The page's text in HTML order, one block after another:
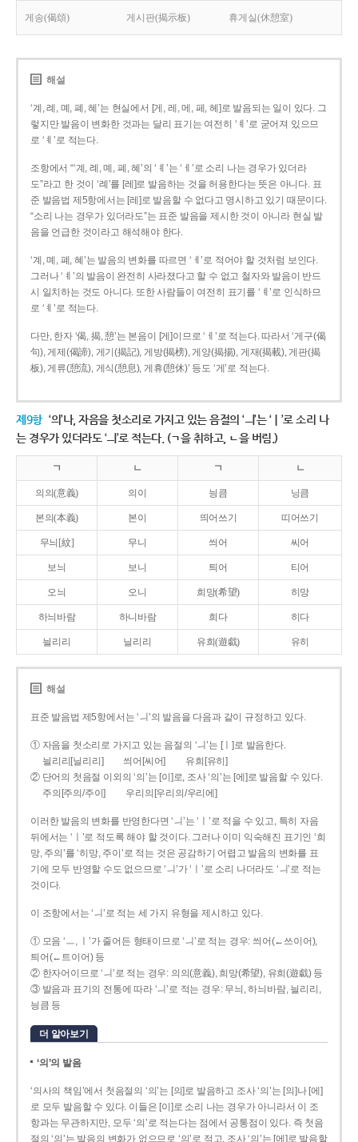
게송(偈頌) 게시판(揭示板) 휴게실(休憩室)
해설
‘계, 례, 몌, 폐, 혜’는 현실에서 [게, 레, 메, 페, 헤]로 발음되는 일이 있다. 그
렇지만 발음이 변화한 것과는 달리 표기는 여전히 ‘ㅖ’로 굳어져 있으므
로 ‘ㅖ’로 적는다.
조항에서 “‘계, 례, 몌, 폐, 혜’의 ‘ㅖ’는 ‘ㅔ’로 소리 나는 경우가 있더라
도”라고 한 것이 ‘례’를 [레]로 발음하는 것을 허용한다는 뜻은 아니다. 표
준 발음법 제5항에서는 [레]로 발음할 수 없다고 명시하고 있기 때문이다.
“소리 나는 경우가 있더라도”는 표준 발음을 제시한 것이 아니라 현실 발
음을 언급한 것이라고 해석해야 한다.
‘계, 몌, 폐, 혜’는 발음의 변화를 따르면 ‘ㅔ’로 적어야 할 것처럼 보인다.
그러나 ‘ㅖ’의 발음이 완전히 사라졌다고 할 수 없고 철자와 발음이 반드
시 일치하는 것도 아니다. 또한 사람들이 여전히 표기를 ‘ㅖ’로 인식하므
로 ‘ㅖ’로 적는다.
다만, 한자 ‘偈, 揭, 憩’는 본음이 [게]이므로 ‘ㅔ’로 적는다. 따라서 ‘게구(偈
句), 게제(偈諦), 게기(揭記), 게방(揭榜), 게양(揭揚), 게재(揭載), 게판(揭
板), 게류(憩流), 게식(憩息), 게휴(憩休)’ 등도 ‘게’로 적는다.
제9항 ‘의’나, 자음을 첫소리로 가지고 있는 음절의 ‘ㅢ’는 ‘ㅣ’로 소리 나
는 경우가 있더라도 ‘ㅢ’로 적는다. (ㄱ을 취하고, ㄴ을 버림.)
ㄱ ㄴ ㄱ ㄴ
의의(意義) 의이 닁큼 닝큼
본의(本義) 본이 띄어쓰기 띠어쓰기
무늬[紋] 무니 씌어 씨어
보늬 보니 틔어 티어
오늬 오니 희망(希望) 히망
하늬바람 하니바람 희다 히다
늴리리 닐리리 유희(遊戱) 유히
해설
표준 발음법 제5항에서는 ‘ㅢ’의 발음을 다음과 같이 규정하고 있다.
① 자음을 첫소리로 가지고 있는 음절의 ‘ㅢ’는 [ㅣ]로 발음한다.
늴리리[닐리리]
씌어[씨어]
유희[유히]
② 단어의 첫음절 이외의 ‘의’는 [이]로, 조사 ‘의’는 [에]로 발음할 수 있다.
주의[주의/주이]
우리의[우리의/우리에]
이러한 발음의 변화를 반영한다면 ‘ㅢ’는 ‘ㅣ’로 적을 수 있고, 특히 자음
뒤에서는 ‘ㅣ’로 적도록 해야 할 것이다. 그러나 이미 익숙해진 표기인 ‘희
망, 주의’를 ‘히망, 주이’로 적는 것은 공감하기 어렵고 발음의 변화를 표
기에 모두 반영할 수도 없으므로 ‘ㅢ’가 ‘ㅣ’로 소리 나더라도 ‘ㅢ’로 적는
것이다.
이 조항에서는 ‘ㅢ’로 적는 세 가지 유형을 제시하고 있다.
① 모음 ‘ㅡ, ㅣ’가 줄어든 형태이므로 ‘ㅢ’로 적는 경우: 씌어(←쓰이어),
틔어(←트이어) 등
② 한자어이므로 ‘ㅢ’로 적는 경우: 의의(意義), 희망(希望), 유희(遊戱) 등
③ 발음과 표기의 전통에 따라 ‘ㅢ’로 적는 경우: 무늬, 하늬바람, 늴리리,
닁큼 등
더 알아보기
‘의’의 발음
‘의사의 책임’에서 첫음절의 ‘의’는 [의]로 발음하고 조사 ‘의’는 [의]나 [에]
로 모두 발음할 수 있다. 이들은 [이]로 소리 나는 경우가 아니라서 이 조
항과는 무관하지만, 모두 ‘의’로 적는다는 점에서 공통점이 있다. 즉 첫음
절의 ‘의’는 발음의 변화가 없으므로 ‘의’로 적고, 조사 ‘의’는 [에]로 발음할